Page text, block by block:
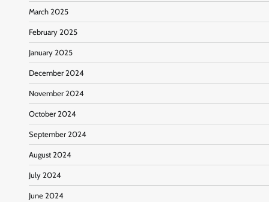
March 2025
February 2025
January 2025
December 2024
November 2024
October 2024
September 2024
August 2024
July 2024
June 2024